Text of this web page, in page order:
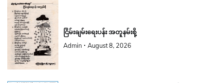
ငြိမ်းချမ်းရေးပန်း အတူနမ်းစို့
Admin August 8, 2026